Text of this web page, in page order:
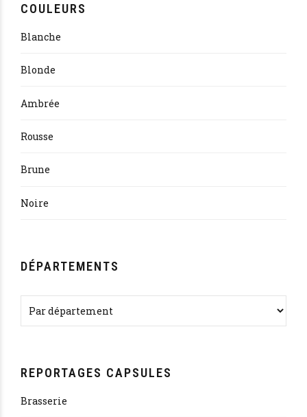
COULEURS
Blanche
Blonde
Ambrée
Rousse
Brune
Noire
DÉPARTEMENTS
REPORTAGES CAPSULES
Brasserie